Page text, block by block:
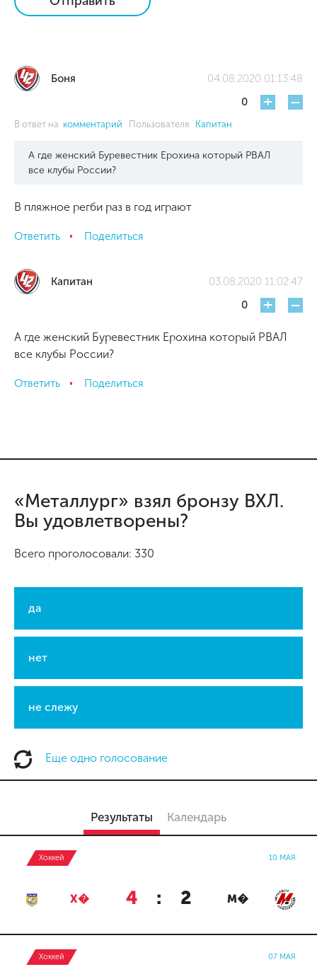
Боня
04.08.2020 01:13:48
0
+ -
В ответ на комментарий Пользователя Капитан
А где женский Буревестник Ерохина который РВАЛ
все клубы России?
В пляжное регби раз в год играют
Ответить Поделиться
Капитан
03.08.2020 11:02:47
0
+ -
А где женский Буревестник Ерохина который РВАЛ
все клубы России?
Ответить Поделиться
«Металлург» взял бронзу ВХЛ.
Вы удовлетворены?
Всего проголосовали: 330
да
нет
не слежу
Еще одно голосование
Результаты Календарь
Хоккей 10 МАЯ
Х� 4 : 2 М�
Хоккей 07 МАЯ